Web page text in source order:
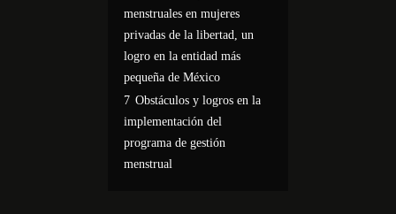
menstruales en mujeres
privadas de la libertad, un
logro en la entidad más
pequeña de México
7 Obstáculos y logros en la
implementación del
programa de gestión
menstrual